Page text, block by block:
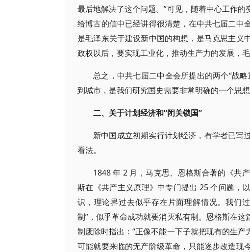
最后地解决了这个问题。”可见，随着中心工作
给博古的信中已经讲得很清楚，在中共七届二中
是毛泽东关于建设新中国的构想，是马克思主义
政权以后，要实现工业化，推动生产力的发展，
总之，中共七届二中全会所提出的两个“战
到城市，是我们研究国史需要非常明确的一个思想
二、关于计划经济和“闭关锁国”
新中国成立初期实行计划经济，有学者已写
看法。
1848 年 2 月，马克思、恩格斯合著的《共
斯在《共产主义原理》中专门提出 25 个问题，
识，理论界过去似乎存在片面理解情况。我们
制”，似乎革命成功就要消灭私有制。恩格斯在
制废除时指出：“正像不能一下子就把现有的生
可能就要来临的无产阶级革命，只能逐步改造现